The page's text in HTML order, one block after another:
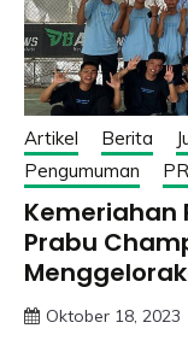
Artikel Berita
Pengumuman
Kemeriahan
Prabu
Oktober 18, 2023